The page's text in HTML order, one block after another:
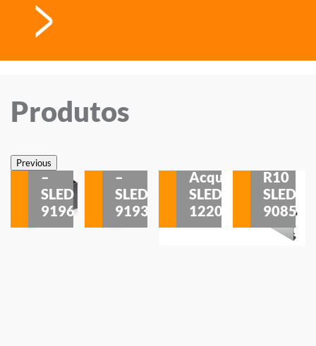
Produtos
PreviousSobrepor
–
SLED
9196
–
SLED
9193
Acqua
SLED
1220
R10
SLED
9085